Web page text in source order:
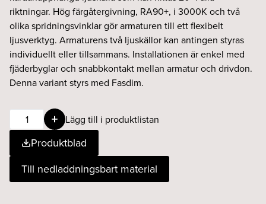
riktningar. Hög färgåtergivning, RA90+, i 3000K och två
olika spridningsvinklar gör armaturen till ett flexibelt
ljusverktyg. Armaturens två ljuskällor kan antingen styras
individuellt eller tillsammans. Installationen är enkel med
fjäderbyglar och snabbkontakt mellan armatur och drivdon.
Denna variant styrs med Fasdim.
SOHO
2X9W
20°
930
Fasdim
Lägg till i produktlistan
Produktblad
Till nedladdningsbart material